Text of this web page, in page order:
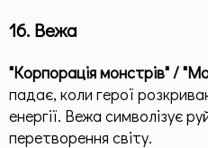
16. Вежа
"Корпорація монстрів" /
падає, коли герої
енергії. Вежа символізує
перетворення світу.